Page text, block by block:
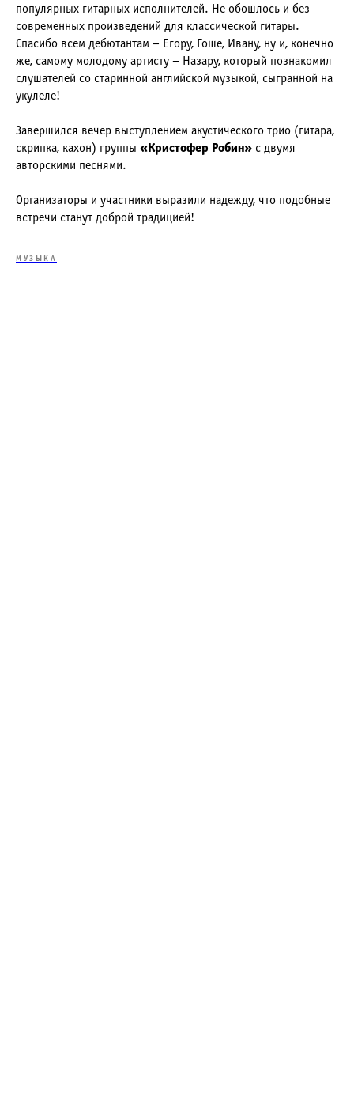
популярных гитарных исполнителей. Не обошлось и без
современных произведений для классической гитары.
Спасибо всем дебютантам – Егору, Гоше, Ивану, ну и, конечно
же, самому молодому артисту – Назару, который познакомил
слушателей со старинной английской музыкой, сыгранной на
укулеле!
Завершился вечер выступлением акустического трио (гитара,
скрипка, кахон) группы «Кристофер Робин» с двумя
авторскими песнями.
Организаторы и участники выразили надежду, что подобные
встречи станут доброй традицией!
МУЗЫКА